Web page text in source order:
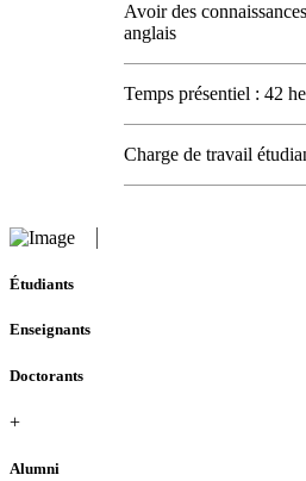
Avoir des
anglais
Temps présentiel : 42
Charge de travail
Étudiants
Enseignants
Doctorants
+
Alumni